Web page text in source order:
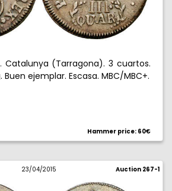
Catalunya (Tarragona). 3 cuartos.
Buen ejemplar. Escasa. MBC/MBC+.
Hammer price: 60€
23/04/2015 Auction 267-1